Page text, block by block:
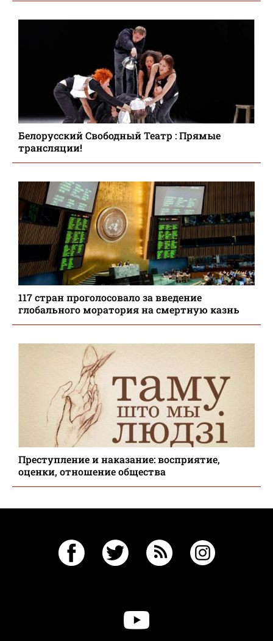
Белорусский Свободный Театр : Прямые
трансляции!
117 стран проголосовало за введение
глобального моратория на смертную казнь
Преступление и наказание: восприятие,
оценки, отношение общества